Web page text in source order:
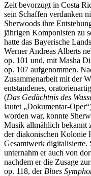
Zeit bevorzugt in Costa
sein Schaffen verdanken
Sherwoods ihre
jährigen Komponisten zu
hatte das Bayerische
Werner Andreas Alberts
op. 101 und, mit Masha
op. 107 aufgenommen.
Zusammenarbeit mit der
entstandenes,
(Das Gedächtnis des
lautet „Dokumentar-
worden war, konnte
Musik allmählich bekannt
der diakonischen Kolonie
Gesamtwerk digitalisierte.
unternahm er auch von
nachdem er die Zusage
op. 118, der Blues